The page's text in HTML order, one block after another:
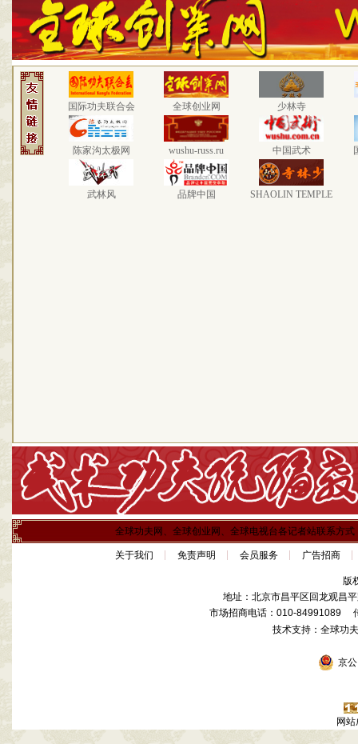
国际功夫联合会 全球创业网 少林寺
陈家沟太极网 wushu-russ.ru 中国武术
武林风 品牌中国 SHAOLIN TEMPLE
全球功夫网、全球创业网、全球电视台各记者站联系方式
关于我们 免责声明 会员服务 广告招商
版
地址：北京市昌平区回龙观昌
市场招商电话：010-84991089
技术支持：全球
京公
网